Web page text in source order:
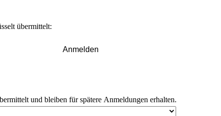
übermittelt:
Anmelden
und bleiben für spätere Anmeldungen erhalten.